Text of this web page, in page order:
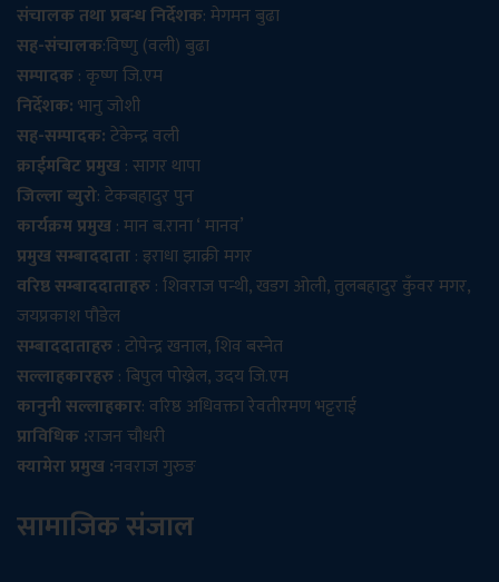
संचालक तथा प्रबन्ध निर्देशक: मेगमन बुढा
सह-संचालक:विष्णु (वली) बुढा
सम्पादक: कृष्ण जि.एम
निर्देशक:भानु जोशी
सह-सम्पादक:टेकेन्द्र वली
क्राईमबिट प्रमुख: सागर थापा
जिल्ला ब्युरो: टेकबहादुर पुन
कार्यक्रम प्रमुख: मान ब.राना ‘ मानव’
प्रमुख सम्बाददाता: इराधा झाक्री मगर
वरिष्ठ सम्बाददाताहरु: शिवराज पन्थी, खडग ओली, तुलबहादुर कुँवर मगर,
जयप्रकाश पौडेल
सम्बाददाताहरु: टोपेन्द्र खनाल, शिव बस्नेत
सल्लाहकारहरु: बिपुल पोख्रेल, उदय जि.एम
कानुनी सल्लाहकार: वरिष्ठ अधिवक्ता रेवतीरमण भट्टराई
प्राविधिक :राजन चौधरी
क्यामेरा प्रमुख :नवराज गुरुङ
सामाजिक संजाल